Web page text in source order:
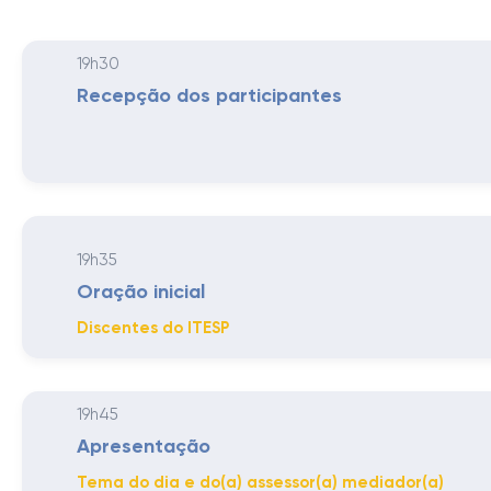
19h30
Recepção dos participantes
19h35
Oração inicial
Discentes do ITESP
19h45
Apresentação
Tema do dia e do(a) assessor(a) mediador(a)